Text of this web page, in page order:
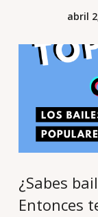
abril
¿Sabes
Entonces